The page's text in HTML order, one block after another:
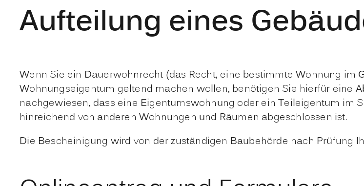
Aufteilung eines
Wenn Sie ein Dauerwohnrecht (das Recht, eine bestimmte Wohnung im
Wohnungseigentum geltend machen wollen, benötigen Sie hierfür eine
nachgewiesen, dass eine Eigentumswohnung oder ein Teileigentum im
hinreichend von anderen Wohnungen und Räumen abgeschlossen ist.
Die Bescheinigung wird von der zuständigen Baubehörde nach Prüfung